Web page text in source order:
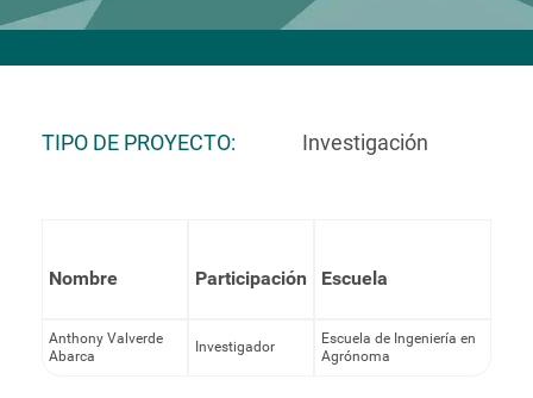
TIPO DE PROYECTO Investigación
Nombre Participación Escuela
Anthony Valverde
Abarca
Investigador
Escuela de Ingeniería en
Agrónoma